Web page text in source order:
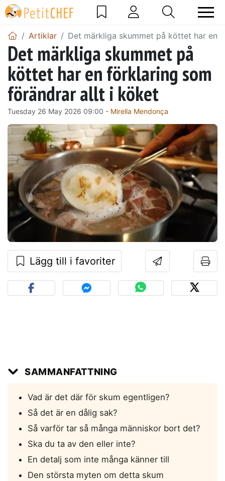
Artiklar Det märkliga skummet på köttet har en
Det märkliga skummet på
köttet har en förklaring som
förändrar allt i köket
Tuesday 26 May 2026 09:00 - Mirella Mendonça
Lägg till i favoriter
SAMMANFATTNING
Vad är det där för skum egentligen?
Så det är en dålig sak?
Så varför tar så många människor bort det?
Ska du ta av den eller inte?
En detalj som inte många känner till
Den största myten om detta skum